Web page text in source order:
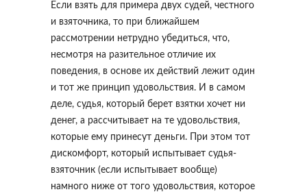
Если взять для примера двух судей, честного
и взяточника, то при ближайшем
рассмотрении нетрудно убедиться, что,
несмотря на разительное отличие их
поведения, в основе их действий лежит один
и тот же принцип удовольствия. И в самом
деле, судья, который берет взятки хочет ни
денег, а рассчитывает на те удовольствия,
которые ему принесут деньги. При этом тот
дискомфорт, который испытывает судья-
взяточник (если испытывает вообще)
намного ниже от того удовольствия, которое